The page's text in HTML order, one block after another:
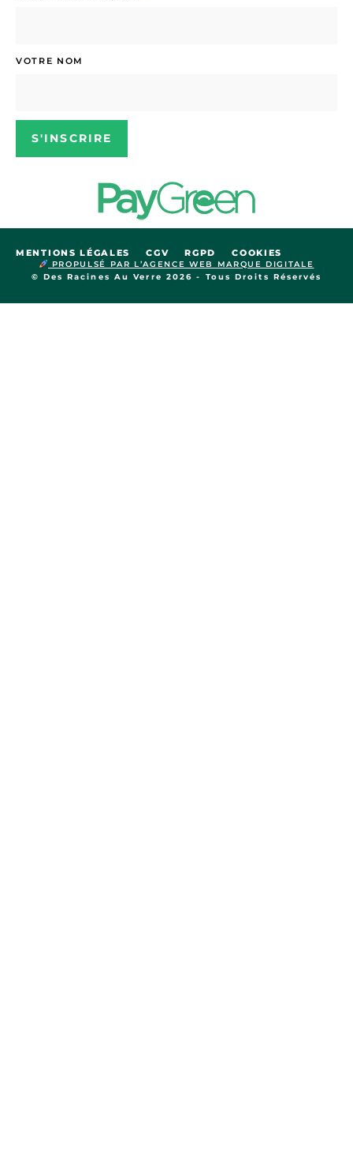
VOTRE NOM
S'INSCRIRE
© Des Racines Au Verre 2026 - Tous Droits Réservés
PROPULSÉ PAR L’AGENCE WEB MARQUE DIGITALE
MENTIONS LÉGALES CGV RGPD COOKIES